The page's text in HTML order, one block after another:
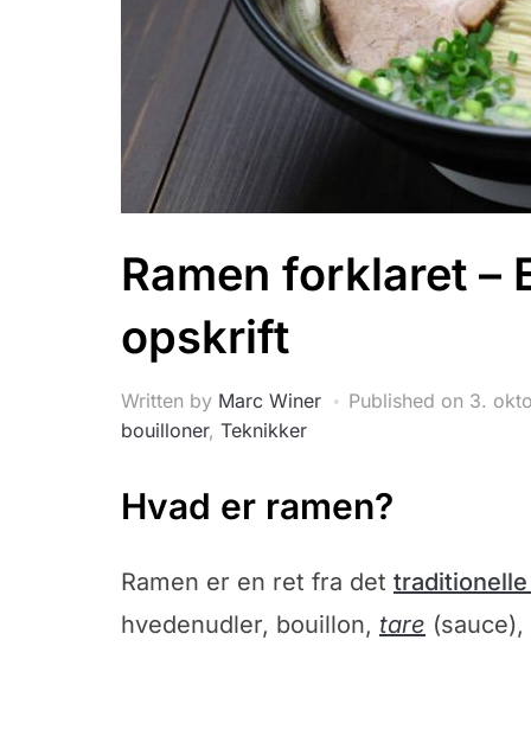
Ramen forklaret –
opskrift
Written by Marc Winer Published on 3.
bouilloner, Teknikker
Hvad er ramen?
Ramen er en ret fra det
hvedenudler, bouillon, tare